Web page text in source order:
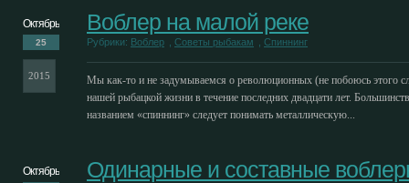
Воблер на малой реке
Рубрики: Воблер Советы рыбакам Спиннинг
Октябрь
25
2015
Мы как-то и не задумываемся о революционных (не побоюсь этого
нашей рыбацкой жизни в течение последних двадцати лет.
названием «спиннинг» следует понимать металлическую...
Одинарные и составные
Октябрь